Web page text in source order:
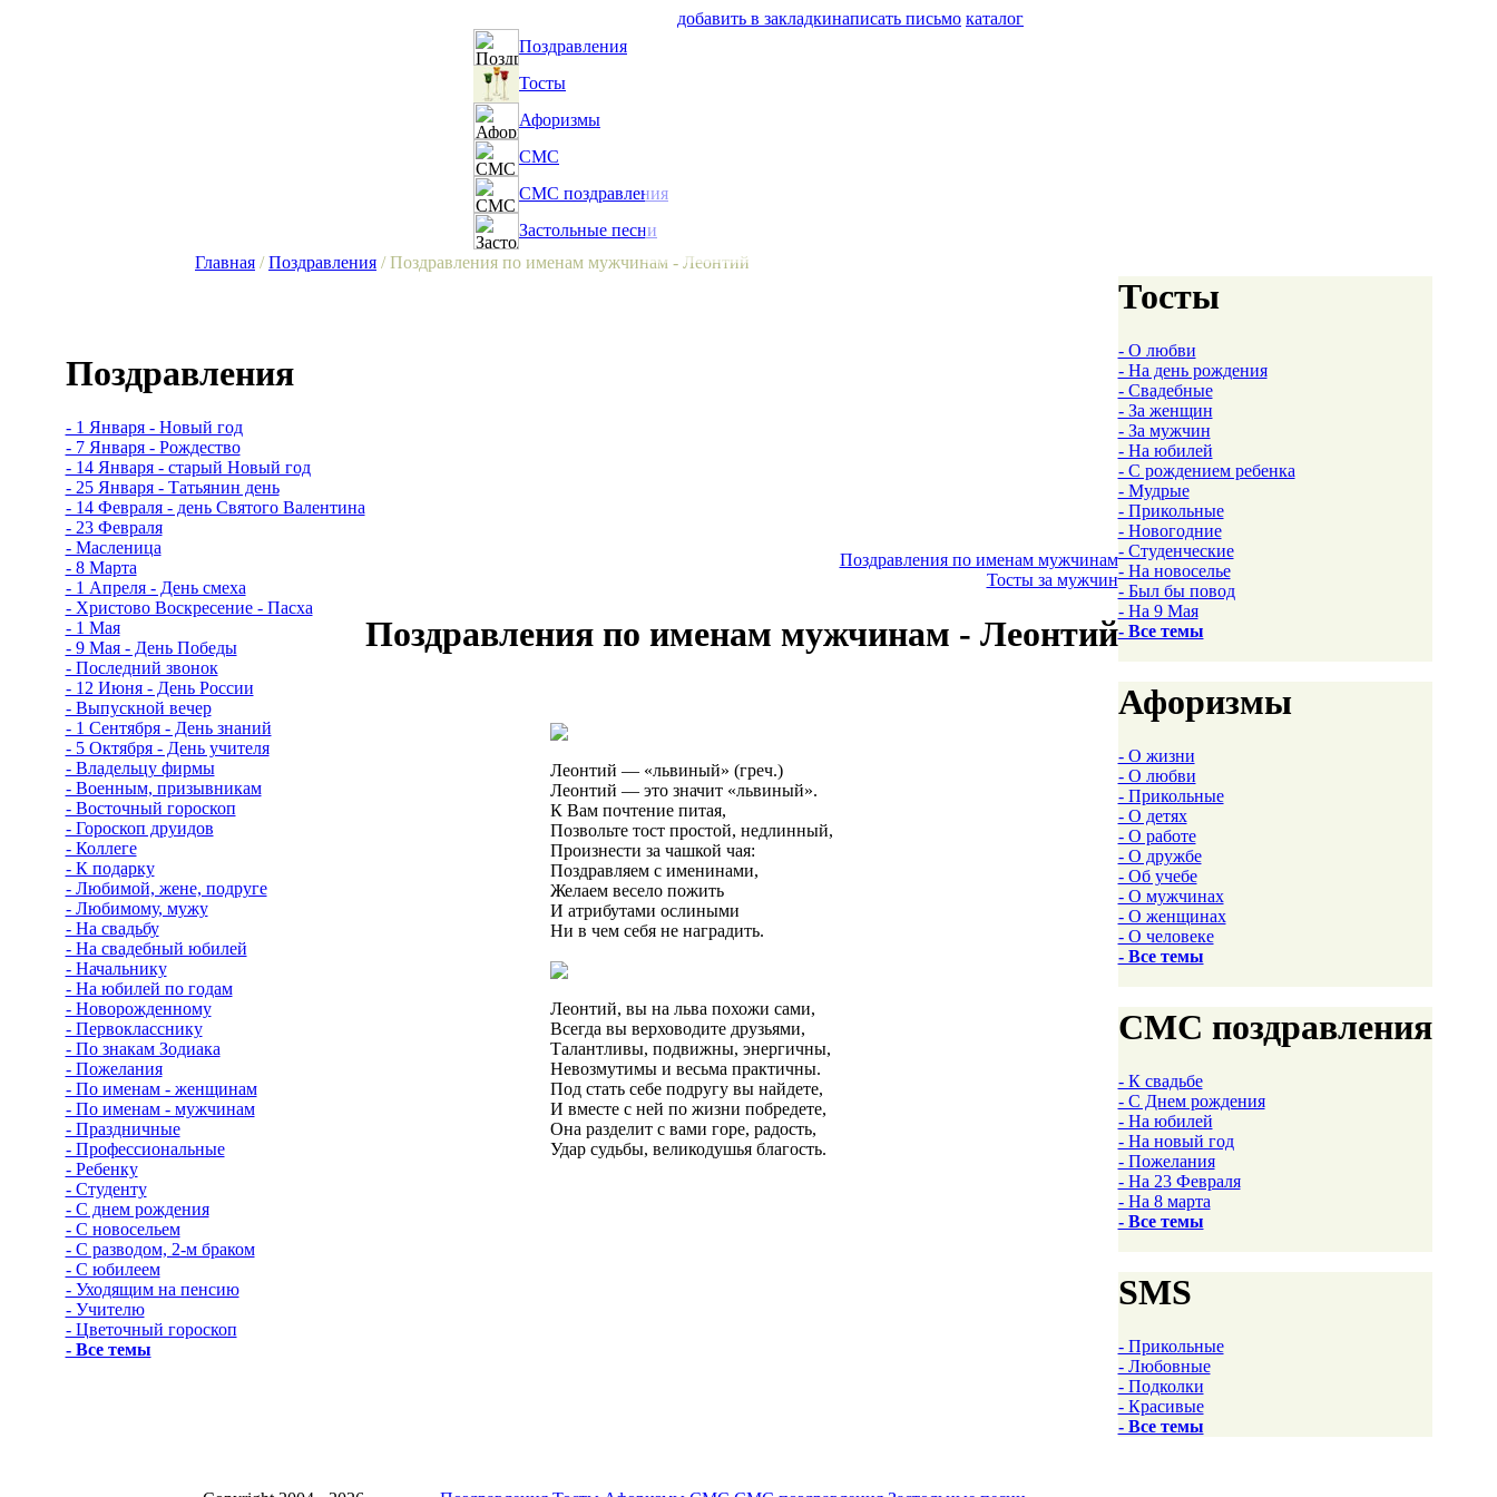
добавить в закладкинаписать письмо каталог
Поздравления
Тосты
Афоризмы
СМС
СМС поздравления
Застольные песни
Главная /Поздравления / Поздравления по именам мужчинам - Леонтий
Поздравления
- 1 Января - Новый год
- 7 Января - Рождество
- 14 Января - старый Новый год
- 25 Января - Татьянин день
- 14 Февраля - день Святого Валентина
- 23 Февраля
- Масленица
- 8 Марта
- 1 Апреля - День смеха
- Христово Воскресение - Пасха
- 1 Мая
- 9 Мая - День Победы
- Последний звонок
- 12 Июня - День России
- Выпускной вечер
- 1 Сентября - День знаний
- 5 Октября - День учителя
- Владельцу фирмы
- Военным, призывникам
- Восточный гороскоп
- Гороскоп друидов
- Коллеге
- К подарку
- Любимой, жене, подруге
- Любимому, мужу
- На свадьбу
- На свадебный юбилей
- Начальнику
- На юбилей по годам
- Новорожденному
- Первокласснику
- По знакам Зодиака
- Пожелания
- По именам - женщинам
- По именам - мужчинам
- Праздничные
- Профессиональные
- Ребенку
- Студенту
- С днем рождения
- С новосельем
- С разводом, 2-м браком
- С юбилеем
- Уходящим на пенсию
- Учителю
- Цветочный гороскоп
- Все темы
Поздравления по именам мужчинам
Тосты за мужчин
Поздравления по именам мужчинам - Леонтий
Леонтий — «львиный» (греч.)
Леонтий — это значит «львиный».
К Вам почтение питая,
Позвольте тост простой, недлинный,
Произнести за чашкой чая:
Поздравляем с именинами,
Желаем весело пожить
И атрибутами ослиными
Ни в чем себя не наградить.
Леонтий, вы на льва похожи сами,
Всегда вы верховодите друзьями,
Талантливы, подвижны, энергичны,
Невозмутимы и весьма практичны.
Под стать себе подругу вы найдете,
И вместе с ней по жизни побредете,
Она разделит с вами горе, радость,
Удар судьбы, великодушья благость.
Тосты
- О любви
- На день рождения
- Свадебные
- За женщин
- За мужчин
- На юбилей
- С рождением ребенка
- Мудрые
- Прикольные
- Новогодние
- Студенческие
- На новоселье
- Был бы повод
- На 9 Мая
- Все темы
Афоризмы
- О жизни
- О любви
- Прикольные
- О детях
- О работе
- О дружбе
- Об учебе
- О мужчинах
- О женщинах
- О человеке
- Все темы
СМС поздравления
- К свадьбе
- С Днем рождения
- На юбилей
- На новый год
- Пожелания
- На 23 Февраля
- На 8 марта
- Все темы
SMS
- Прикольные
- Любовные
- Подколки
- Красивые
- Все темы